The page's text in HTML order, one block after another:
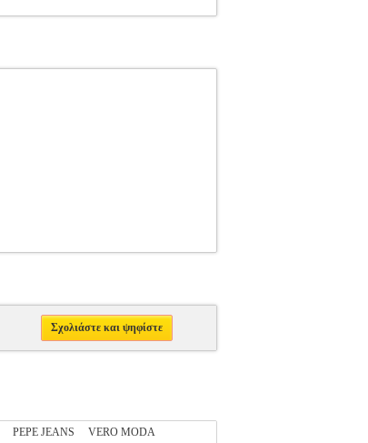
Σχολιάστε και ψηφίστε
PEPE JEANS VERO MODA